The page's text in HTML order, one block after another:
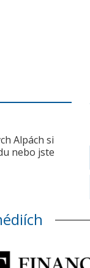
Alpách si
nebo jste